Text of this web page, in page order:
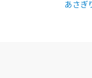
あさぎ